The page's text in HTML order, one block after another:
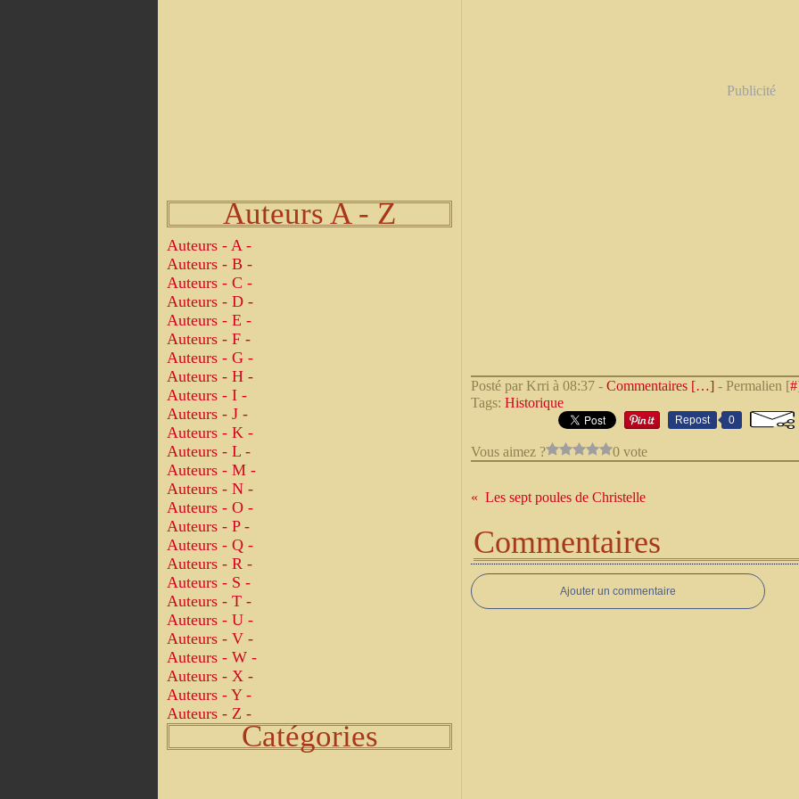
Auteurs A - Z
Auteurs - A -
Auteurs - B -
Auteurs - C -
Auteurs - D -
Auteurs - E -
Auteurs - F -
Auteurs - G -
Auteurs - H -
Auteurs - I -
Auteurs - J -
Auteurs - K -
Auteurs - L -
Auteurs - M -
Auteurs - N -
Auteurs - O -
Auteurs - P -
Auteurs - Q -
Auteurs - R -
Auteurs - S -
Auteurs - T -
Auteurs - U -
Auteurs - V -
Auteurs - W -
Auteurs - X -
Auteurs - Y -
Auteurs - Z -
Catégories
Publicité
Posté par Krri à 08:37 - Commentaires […] - Permalien [#
Tags: Historique
Repost 0
Vous aimez ? 0 vote
Les sept poules de Christelle
Commentaires
Ajouter un commentaire